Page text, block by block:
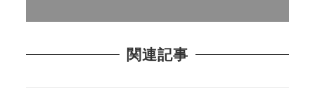
関連記事